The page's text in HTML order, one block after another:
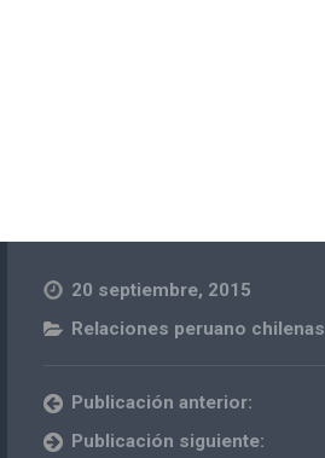
20 septiembre, 2015
Relaciones peruano chilenas
Publicación anterior:
Publicación siguiente: